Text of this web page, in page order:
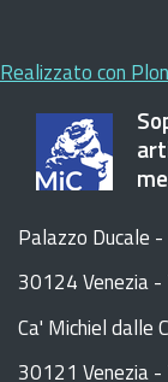
Realizzato con
Palazzo Ducale -
30124 Venezia
Ca' Michiel dalle
30121 Venezia -